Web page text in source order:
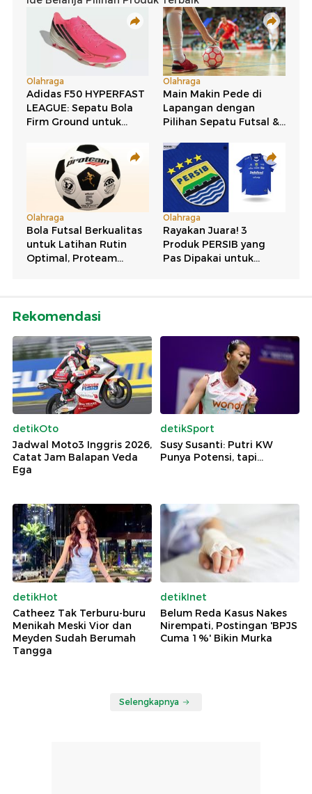
Rekomendasi
detikOto
Jadwal Moto3 Inggris 2026,
Catat Jam Balapan Veda
Ega
detikSport
Susy Susanti: Putri KW
Punya Potensi, tapi...
detikHot
Catheez Tak Terburu-buru
Menikah Meski Vior dan
Meyden Sudah Berumah
Tangga
detikInet
Belum Reda Kasus Nakes
Nirempati, Postingan 'BPJS
Cuma 1%' Bikin Murka
Selengkapnya